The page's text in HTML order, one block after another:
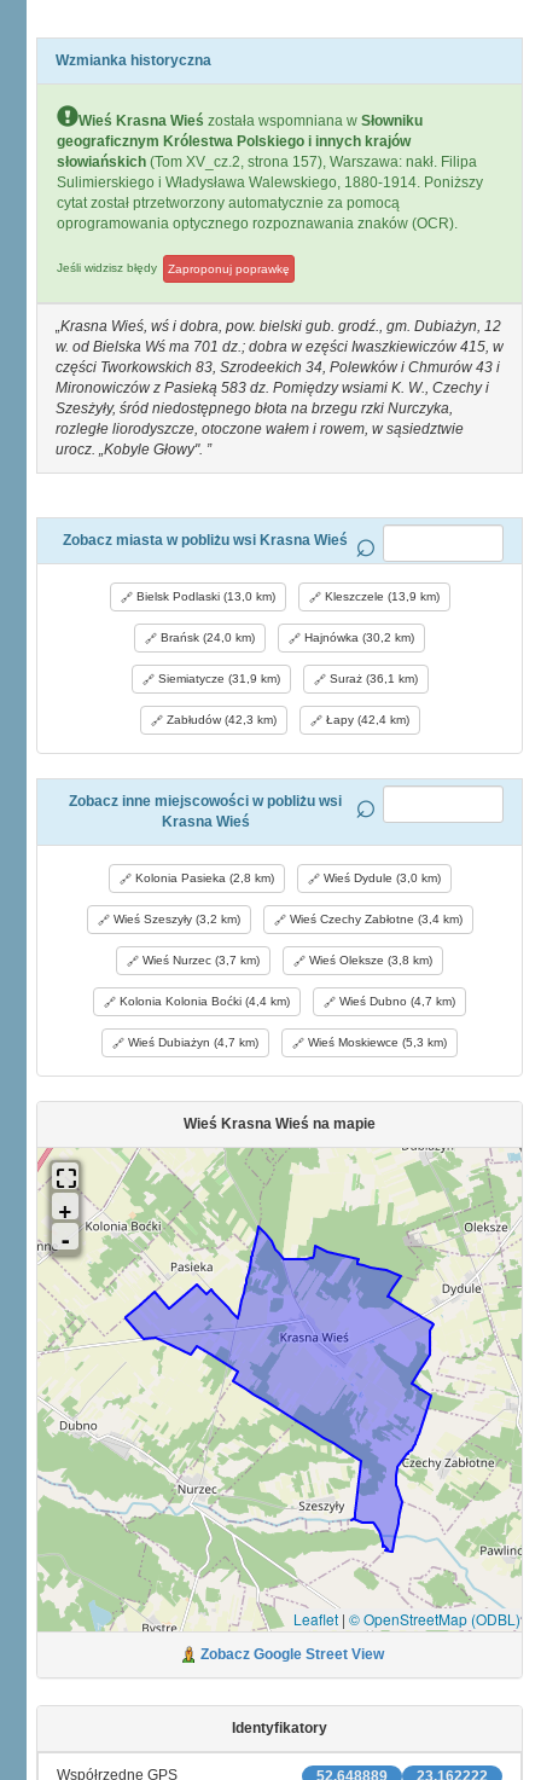
Wzmianka historyczna
Wieś Krasna Wieś została wspomniana w Słowniku
geograficznym Królestwa Polskiego i innych krajów
słowiańskich (Tom XV_cz.2, strona 157), Warszawa: nakł. Filipa
Sulimierskiego i Władysława Walewskiego, 1880-1914. Poniższy
cytat został ptrzetworzony automatycznie za pomocą
oprogramowania optycznego rozpoznawania znaków (OCR).
Jeśli widzisz błędy Zaproponuj poprawkę
Krasna Wieś, wś i dobra, pow. bielski gub. grodź., gm. Dubiażyn, 12
w. od Bielska Wś ma 701 dz.; dobra w ezęści Iwaszkiewiczów 415, w
części Tworkowskich 83, Szrodeekich 34, Polewków i Chmurów 43 i
Mironowiczów z Pasieką 583 dz. Pomiędzy wsiami K. W., Czechy i
Szesżyły, śród niedostępnego błota na brzegu rzki Nurczyka,
rozległe liorodyszcze, otoczone wałem i rowem, w sąsiedztwie
urocz. „Kobyle Głowy".
Zobacz miasta w pobliżu wsi Krasna Wieś
Bielsk Podlaski (13,0 km) Kleszczele (13,9 km)
Brańsk (24,0 km) Hajnówka (30,2 km)
Siemiatycze (31,9 km) Suraż (36,1 km)
Zabłudów (42,3 km) Łapy (42,4 km)
Zobacz inne miejscowości w pobliżu wsi
Krasna Wieś
Kolonia Pasieka (2,8 km) Wieś Dydule (3,0 km)
Wieś Szeszyły (3,2 km) Wieś Czechy Zabłotne (3,4 km)
Wieś Nurzec (3,7 km) Wieś Oleksze (3,8 km)
Kolonia Kolonia Boćki (4,4 km) Wieś Dubno (4,7 km)
Wieś Dubiażyn (4,7 km) Wieś Moskiewce (5,3 km)
Wieś Krasna Wieś na mapie
Leaflet | © OpenStreetMap (ODBL)
Zobacz Google Street View
Identyfikatory
23.162222
52.648889
Współrzędne GPS